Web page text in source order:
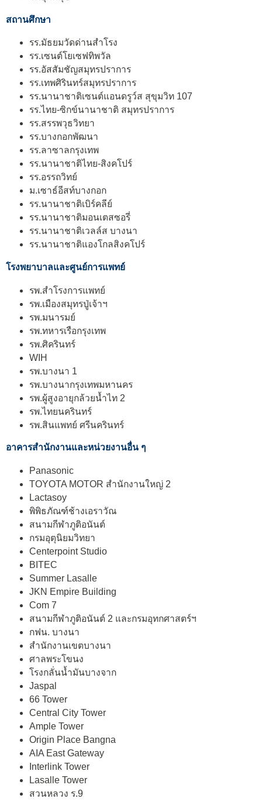
สถานศึกษา
รร.มัธยมวัดด่านสำโรง
รร.เซนต์โยเซฟทิพวัล
รร.อัสสัมชัญสมุทรปราการ
รร.เทพศิรินทร์สมุทรปราการ
รร.นานาชาติเซนต์แอนดรูว์ส สุขุมวิท 107
รร.ไทย-ซิกข์นานาชาติ สมุทรปราการ
รร.สรรพวุธวิทยา
รร.บางกอกพัฒนา
รร.ลาซาลกรุงเทพ
รร.นานาชาติไทย-สิงคโปร์
รร.อรรถวิทย์
ม.เซาธ์อีสท์บางกอก
รร.นานาชาติเบิร์คลีย์
รร.นานาชาติมอนเตสซอรี่
รร.นานาชาติเวลล์ส บางนา
รร.นานาชาติแองโกลสิงคโปร์
โรงพยาบาลและศูนย์การแพทย์
รพ.สำโรงการแพทย์
รพ.เมืองสมุทรปู่เจ้าฯ
รพ.มนารมย์
รพ.ทหารเรือกรุงเทพ
รพ.ศิครินทร์
WIH
รพ.บางนา 1
รพ.บางนากรุงเทพมหานคร
รพ.ผู้สูงอายุกล้วยน้ำไท 2
รพ.ไทยนครินทร์
รพ.สินแพทย์ ศรีนครินทร์
อาคารสำนักงานและหน่วยงานอื่น ๆ
Panasonic
TOYOTA MOTOR สำนักงานใหญ่ 2
Lactasoy
พิพิธภัณฑ์ช้างเอราวัณ
สนามกีฬาภูติอนันต์
กรมอุตุนิยมวิทยา
Centerpoint Studio
BITEC
Summer Lasalle
JKN Empire Building
Com 7
สนามกีฬาภูติอนันต์ 2 และกรมอุทกศาสตร์ฯ
กฟน. บางนา
สำนักงานเขตบางนา
ศาลพระโขนง
โรงกลั่นน้ำมันบางจาก
Jaspal
66 Tower
Central City Tower
Ample Tower
Origin Place Bangna
AIA East Gateway
Interlink Tower
Lasalle Tower
สวนหลวง ร.9